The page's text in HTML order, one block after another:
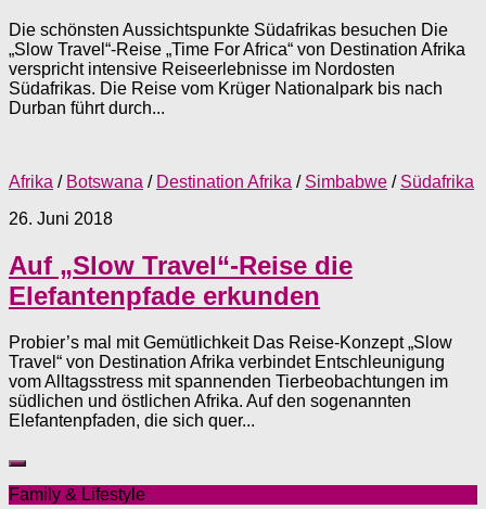
Die schönsten Aussichtspunkte Südafrikas besuchen Die
„Slow Travel“-Reise „Time For Africa“ von Destination Afrika
verspricht intensive Reiseerlebnisse im Nordosten
Südafrikas. Die Reise vom Krüger Nationalpark bis nach
Durban führt durch...
Afrika / Botswana / Destination Afrika / Simbabwe / Südafrika
26. Juni 2018
Auf „Slow Travel“-Reise die
Elefantenpfade erkunden
Probier’s mal mit Gemütlichkeit Das Reise-Konzept „Slow
Travel“ von Destination Afrika verbindet Entschleunigung
vom Alltagsstress mit spannenden Tierbeobachtungen im
südlichen und östlichen Afrika. Auf den sogenannten
Elefantenpfaden, die sich quer...
Family & Lifestyle